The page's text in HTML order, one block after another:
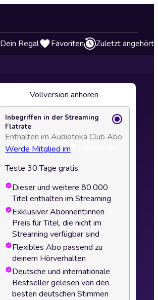
Dein Regal Favoriten Zuletzt angehört
Vollversion anhören
Inbegriffen in der Streaming
Flatrate
Enthalten im Audioteka Club Abo
Werde Mitglied im
Teste 30 Tage gratis
Dieser und weitere 80.000
Titel enthalten im Streaming
Exklusiver Abonnent:innen
Preis für Titel, die nicht im
Streaming verfügbar sind
Flexibles Abo passend zu
deinem Hörverhalten
Deutsche und internationale
Bestseller gelesen von den
besten deutschen Stimmen